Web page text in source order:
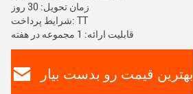
زمان تحویل: 30 روز
شرایط پرداخت: TT
قابلیت ارائه: 1 مجموعه در هفته
بهترین قیمت رو بدست بیار